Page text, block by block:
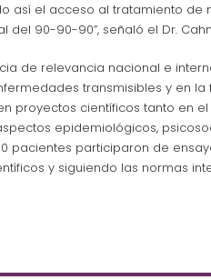
así el acceso al tratamiento de
90-90-90”, señaló el Dr.
de relevancia nacional e
transmisibles y en
proyectos científicos tanto en
epidemiológicos,
pacientes participaron de
y siguiendo las normas